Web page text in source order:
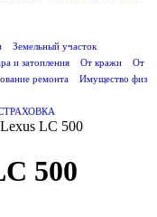
Земельный участок
и затопления От кражи
От
ремонта
Имущество физ
Lexus LC 500
500